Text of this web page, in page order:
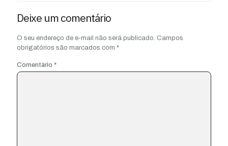
Deixe um comentário
O seu endereço de e-mail não será publicado. Campos
obrigatórios são marcados com *
Comentário *